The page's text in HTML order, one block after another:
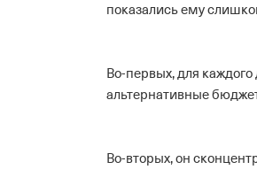
показались ему
Во-первых, для
альтернативные
Во-вторых, он